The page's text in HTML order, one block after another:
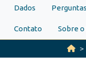
Dados
Contato Sobre